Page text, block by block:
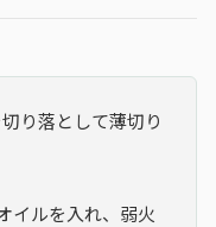
り落として薄切り
イルを入れ、弱火